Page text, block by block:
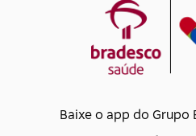
Baixe o app do Grupo